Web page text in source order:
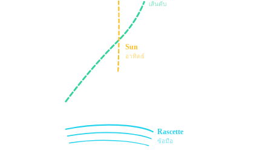
เส้นตับ
Sun
อาทิตย์
Rascette
ข้อมือ